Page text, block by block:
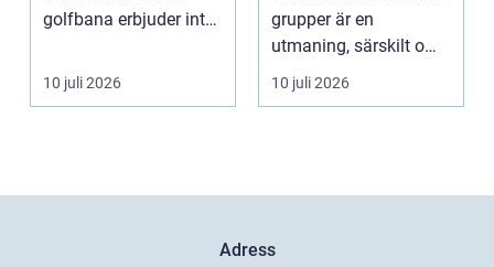
golfbana erbjuder inte
10 juli 2026
grupper är en
utmaning, särskilt om
ma...
10 juli 2026
Adress